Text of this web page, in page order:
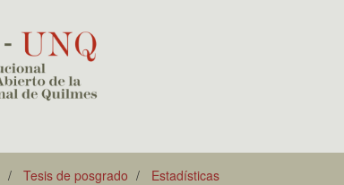
Tesis de posgrado Estadísticas